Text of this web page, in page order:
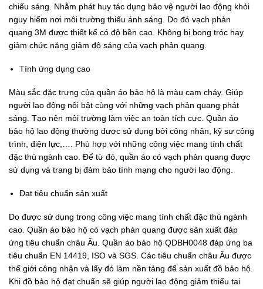
chiếu sáng. Nhằm phát huy tác dụng bảo vệ người lao động khỏi
nguy hiểm nơi môi trường thiếu ánh sáng. Do đó vạch phản
quang 3M được thiết kế có độ bền cao. Không bị bong tróc hay
giảm chức năng giảm độ sáng của vạch phản quang.
Tính ứng dụng cao
Màu sắc đặc trưng của quần áo bảo hộ là màu cam cháy. Giúp
người lao động nổi bật cùng với những vạch phản quang phát
sáng. Tạo nên môi trường làm việc an toàn tích cực. Quần áo
bảo hộ lao động thường được sử dụng bởi công nhân, kỹ sư công
trình, điện lực,…. Phù hợp với những công việc mang tính chất
đặc thù ngành cao. Để từ đó, quần áo có vạch phản quang được
sử dụng và trang bị đảm bảo tính mạng cho người lao động.
Đạt tiêu chuẩn sản xuất
Do được sử dụng trong công việc mang tính chất đặc thù ngành
cao. Quần áo bảo hộ có vạch phản quang được sản xuất đáp
ứng tiêu chuẩn châu Âu. Quần áo bảo hộ QDBH0048 đáp ứng ba
tiêu chuẩn EN 14419, ISO và SGS. Các tiêu chuẩn châu Âu được
thế giới công nhận và lấy đó làm nền tảng để sản xuất đồ bảo hộ.
Khi đồ bảo hộ đạt chuẩn sẽ giúp người lao động giảm thiểu tai